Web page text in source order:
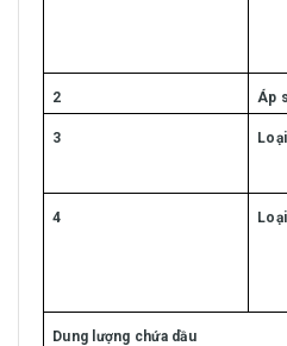
2 Áp
3
4
Dung lượng chứa dầu